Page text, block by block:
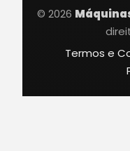
© 2026
Termos e